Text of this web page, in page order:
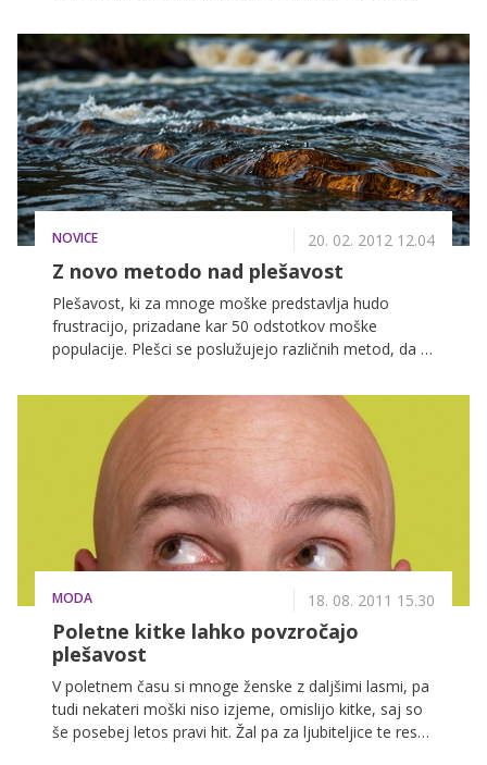
ovekovečili. Tokrat so jo ujeli na dopustu, poglejte
fotografije ...
NOVICE 20. 02. 2012 12.04
Z novo metodo nad plešavost
Plešavost, ki za mnoge moške predstavlja hudo
frustracijo, prizadane kar 50 odstotkov moške
populacije. Plešci se poslužujejo različnih metod, da bi
Britanije in pomeni pravo revolucijo. Lasje bodo
namreč na plešasti glavi znova 'zrasli' s tetovažo.
Verjeli ali ne, postopek je iz dneva v dan bolj
priljubljen.
MODA 18. 08. 2011 15.30
Poletne kitke lahko povzročajo
plešavost
V poletnem času si mnoge ženske z daljšimi lasmi, pa
tudi nekateri moški niso izjeme, omislijo kitke, saj so
še posebej letos pravi hit. Žal pa za ljubiteljice te resda